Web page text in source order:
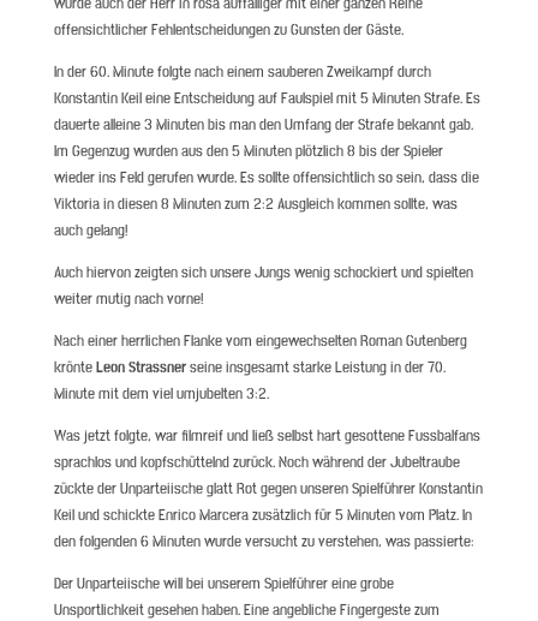
offensichtlicher Fehlentscheidungen zu Gunsten der Gäste.
In der 60. Minute folgte nach einem sauberen Zweikampf durch
Konstantin Keil eine Entscheidung auf Faulspiel mit 5 Minuten Strafe. Es
dauerte alleine 3 Minuten bis man den Umfang der Strafe bekannt gab.
Im Gegenzug wurden aus den 5 Minuten plötzlich 8 bis der Spieler
wieder ins Feld gerufen wurde. Es sollte offensichtlich so sein, dass die
Viktoria in diesen 8 Minuten zum 2:2 Ausgleich kommen sollte, was
auch gelang!
Auch hiervon zeigten sich unsere Jungs wenig schockiert und spielten
weiter mutig nach vorne!
Nach einer herrlichen Flanke vom eingewechselten Roman Gutenberg
krönteLeon Strassnerseine insgesamt starke Leistung in der 70.
Minute mit dem viel umjubelten 3:2.
Was jetzt folgte, war filmreif und ließ selbst hart gesottene Fussbalfans
sprachlos und kopfschüttelnd zurück. Noch während der Jubeltraube
zückte der Unparteiische glatt Rot gegen unseren Spielführer Konstantin
Keil und schickte Enrico Marcera zusätzlich für 5 Minuten vom Platz. In
den folgenden 6 Minuten wurde versucht zu verstehen, was passierte:
Der Unparteiische will bei unserem Spielführer eine grobe
Unsportlichkeit gesehen haben. Eine angebliche Fingergeste zum